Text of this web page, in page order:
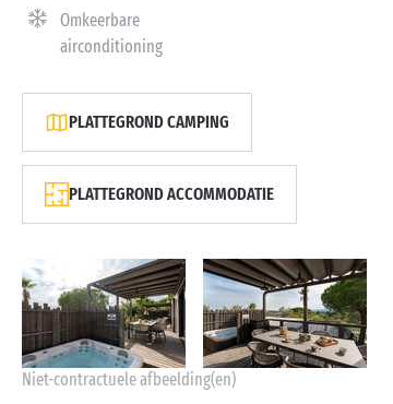
Omkeerbare
airconditioning
PLATTEGROND CAMPING
PLATTEGROND ACCOMMODATIE
Niet-contractuele afbeelding(en)